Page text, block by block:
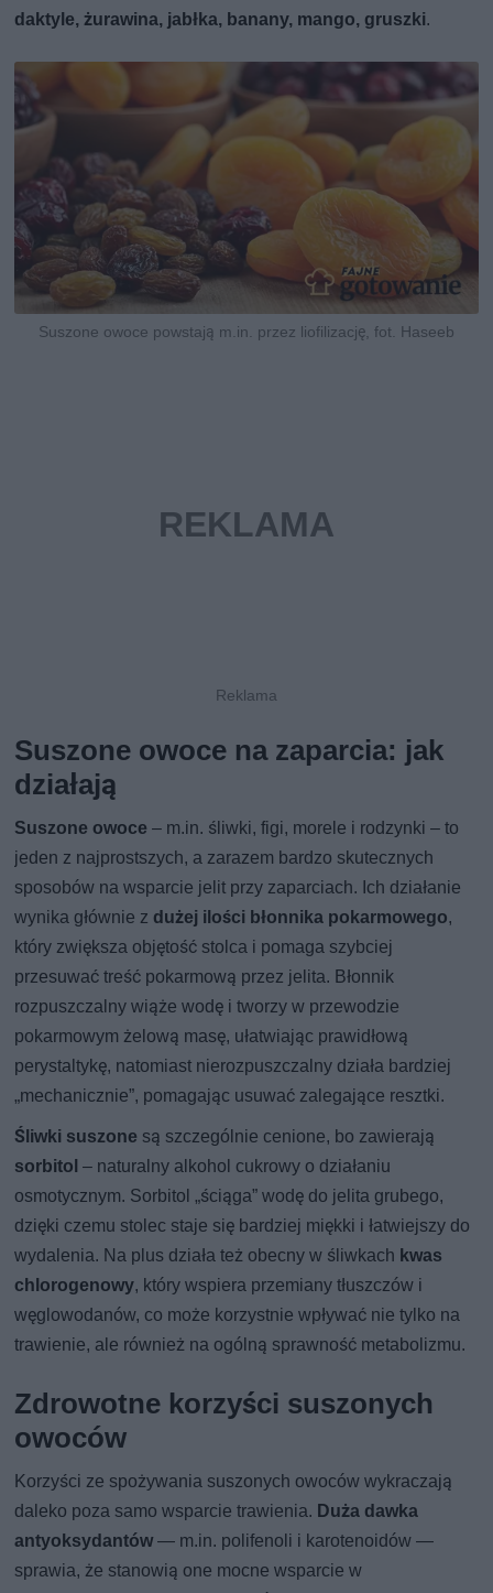
daktyle, żurawina, jabłka, banany, mango, gruszki.
Suszone owoce powstają m.in. przez liofilizację, fot. Haseeb
Suszone owoce na zaparcia: jak
działają
Suszone owoce – m.in. śliwki, figi, morele i rodzynki – to
jeden z najprostszych, a zarazem bardzo skutecznych
sposobów na wsparcie jelit przy zaparciach. Ich działanie
wynika głównie z dużej ilości błonnika pokarmowego,
który zwiększa objętość stolca i pomaga szybciej
przesuwać treść pokarmową przez jelita. Błonnik
rozpuszczalny wiąże wodę i tworzy w przewodzie
pokarmowym żelową masę, ułatwiając prawidłową
perystaltykę, natomiast nierozpuszczalny działa bardziej
„mechanicznie”, pomagając usuwać zalegające resztki.
Śliwki suszone są szczególnie cenione, bo zawierają
sorbitol – naturalny alkohol cukrowy o działaniu
osmotycznym. Sorbitol „ściąga” wodę do jelita grubego,
dzięki czemu stolec staje się bardziej miękki i łatwiejszy do
wydalenia. Na plus działa też obecny w śliwkach kwas
chlorogenowy, który wspiera przemiany tłuszczów i
węglowodanów, co może korzystnie wpływać nie tylko na
trawienie, ale również na ogólną sprawność metabolizmu.
Zdrowotne korzyści suszonych
owoców
Korzyści ze spożywania suszonych owoców wykraczają
daleko poza samo wsparcie trawienia. Duża dawka
antyoksydantów — m.in. polifenoli i karotenoidów —
sprawia, że stanowią one mocne wsparcie w